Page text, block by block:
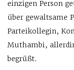
einzigen Person
über gewaltsame
Parteikollegin,
Muthambi,
begrüßt.